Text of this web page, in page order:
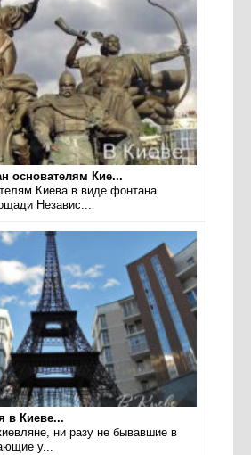
основателям Кие...
Киева в виде фонтана
Независ...
в Киеве...
ни разу не бывавшие в
у...